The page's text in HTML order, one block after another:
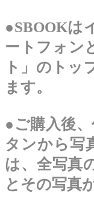
●SBOOKは
ートフォン
ト」のトッ
ます。
●ご購入後
タンから写
は、全写真
とその写真